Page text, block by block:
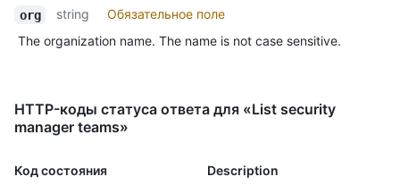
org string
Обязательное поле
The organization name. The name is not case sensitive.
HTTP-коды статуса ответа для «List security
manager teams»
Код состояния Description